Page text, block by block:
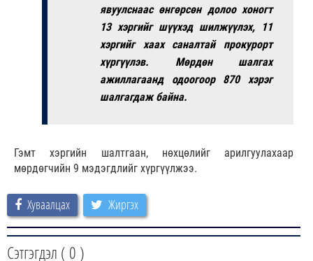
явуулснаас өнгөрсөн долоо хоногт
13 хэргийг шүүхэд шилжүүлэх, 11
хэргийг хаах саналтай прокурорт
хүргүүлэв. Мөрдөн шалгах
ажиллагаанд одоогоор 870 хэрэг
шалгагдаж байна.
Гэмт хэргийн шалтгаан, нөхцөлийг арилгуулахаар
мөрдөгчийн 9 мэдэгдлийг хүргүүлжээ.
Хуваалцах Жиргэх
Сэтгэгдэл ( 0 )